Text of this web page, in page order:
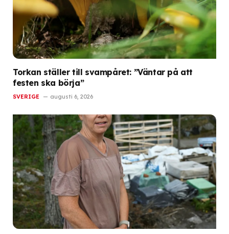
Torkan ställer till svampåret: ”Väntar på att
festen ska börja”
SVERIGE augusti 6, 2026